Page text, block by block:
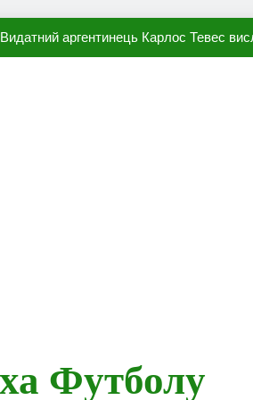
Видатний аргентинець Карлос Тевес
Футболу